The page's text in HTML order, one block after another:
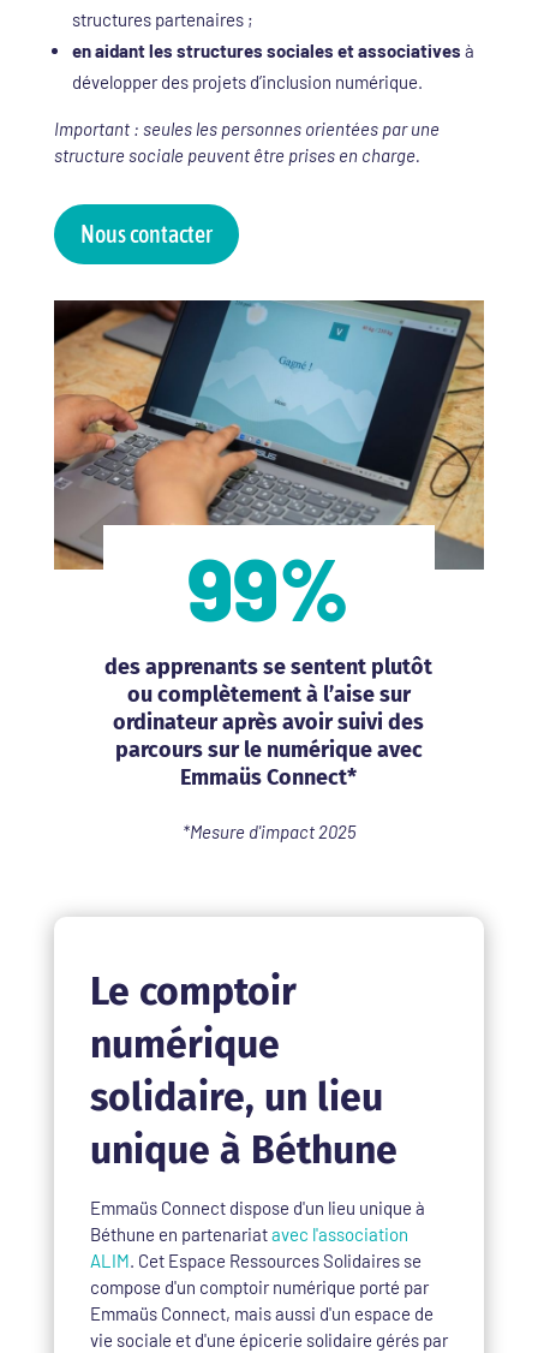
structures partenaires ;
en aidant les structures sociales et associatives à
développer des projets d’inclusion numérique.
Important : seules les personnes orientées par une
structure sociale peuvent être prises en charge.
Nous contacter
99%
des apprenants se sentent plutôt
ou complètement à l’aise sur
ordinateur après avoir suivi des
parcours sur le numérique avec
Emmaüs Connect*
*Mesure d'impact 2025
Le comptoir
numérique
solidaire, un lieu
unique à Béthune
Emmaüs Connect dispose d'un lieu unique à
Béthune en partenariatavec l'association
ALIM. Cet Espace Ressources Solidaires se
compose d'un comptoir numérique porté par
Emmaüs Connect, mais aussi d'un espace de
vie sociale et d'une épicerie solidaire gérés par